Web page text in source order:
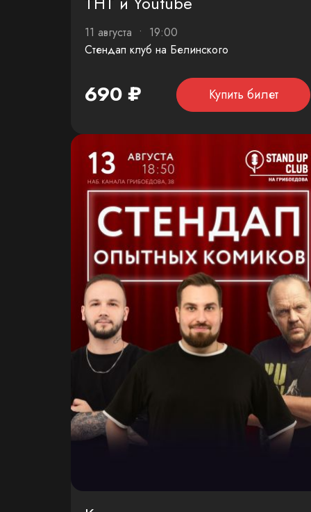
11 августа • 19:00
Стендап клуб на Белинского
690 ₽ Купить билет